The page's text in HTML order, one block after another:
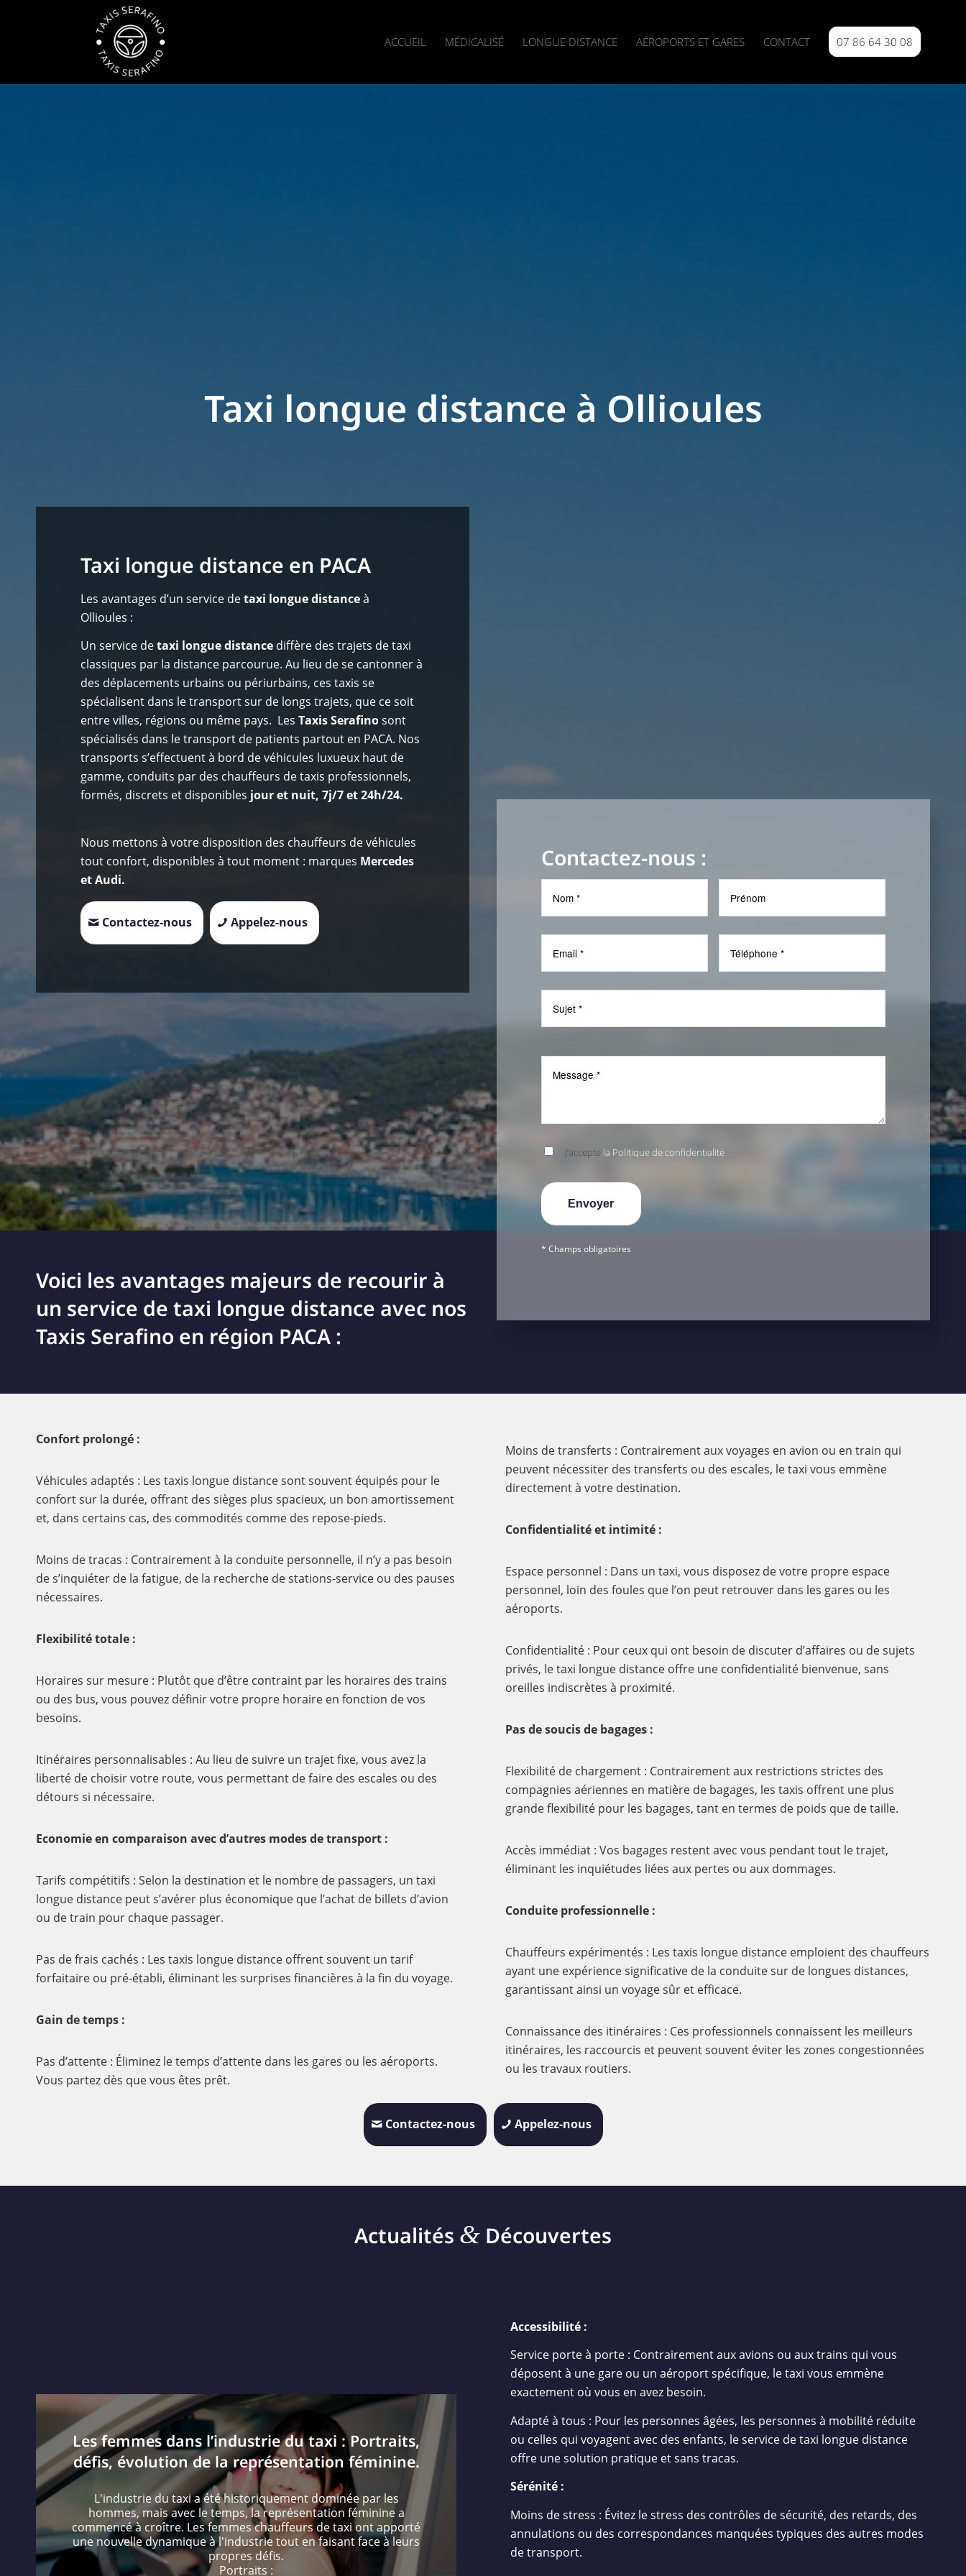
ACCUEIL MÉDICALISÉ LONGUE DISTANCE AÉROPORTS ET GARES CONTACT 07 86 64 30 08
Taxi longue distance à Ollioules
Taxi longue distance en PACA
Les avantages d’un service detaxi longue distanceà
Ollioules :
Un service detaxi longue distance diffère des trajets de taxi
classiques par la distance parcourue. Au lieu de se cantonner à
des déplacements urbains ou périurbains, ces taxis se
spécialisent dans le transport sur de longs trajets, que ce soit
entre villes, régions ou même pays. LesTaxis Serafinosont
spécialisés dans le transport de patients partout en PACA. Nos
transports s’effectuent à bord de véhicules luxueux haut de
gamme, conduits par des chauffeurs de taxis professionnels,
formés, discrets et disponibles jour et nuit, 7j/7 et 24h/24.
Nous mettons à votre disposition des chauffeurs de véhicules
tout confort, disponibles à tout moment : marques Mercedes
et Audi.
Contactez-nous Appelez-nous
Voici les avantages majeurs de recourir à
un service de taxi longue distance avec nos
Taxis Serafino en région PACA :
Contactez-nous :
J’accepte la Politique de confidentialité
* Champs obligatoires
Confort prolongé :
Véhicules adaptés : Les taxis longue distance sont souvent équipés pour le
confort sur la durée, offrant des sièges plus spacieux, un bon amortissement
et, dans certains cas, des commodités comme des repose-pieds.
Moins de tracas : Contrairement à la conduite personnelle, il n’y a pas besoin
de s’inquiéter de la fatigue, de la recherche de stations-service ou des pauses
nécessaires.
Flexibilité totale :
Horaires sur mesure : Plutôt que d’être contraint par les horaires des trains
ou des bus, vous pouvez définir votre propre horaire en fonction de vos
besoins.
Itinéraires personnalisables : Au lieu de suivre un trajet fixe, vous avez la
liberté de choisir votre route, vous permettant de faire des escales ou des
détours si nécessaire.
Economie en comparaison avec d’autres modes de transport :
Tarifs compétitifs : Selon la destination et le nombre de passagers, un taxi
longue distance peut s’avérer plus économique que l’achat de billets d’avion
ou de train pour chaque passager.
Pas de frais cachés : Les taxis longue distance offrent souvent un tarif
forfaitaire ou pré-établi, éliminant les surprises financières à la fin du voyage.
Gain de temps :
Pas d’attente : Éliminez le temps d’attente dans les gares ou les aéroports.
Vous partez dès que vous êtes prêt.
Moins de transferts : Contrairement aux voyages en avion ou en train qui
peuvent nécessiter des transferts ou des escales, le taxi vous emmène
directement à votre destination.
Confidentialité et intimité :
Espace personnel : Dans un taxi, vous disposez de votre propre espace
personnel, loin des foules que l’on peut retrouver dans les gares ou les
aéroports.
Confidentialité : Pour ceux qui ont besoin de discuter d’affaires ou de sujets
privés, le taxi longue distance offre une confidentialité bienvenue, sans
oreilles indiscrètes à proximité.
Pas de soucis de bagages :
Flexibilité de chargement : Contrairement aux restrictions strictes des
compagnies aériennes en matière de bagages, les taxis offrent une plus
grande flexibilité pour les bagages, tant en termes de poids que de taille.
Accès immédiat : Vos bagages restent avec vous pendant tout le trajet,
éliminant les inquiétudes liées aux pertes ou aux dommages.
Conduite professionnelle :
Chauffeurs expérimentés : Les taxis longue distance emploient des chauffeurs
ayant une expérience significative de la conduite sur de longues distances,
garantissant ainsi un voyage sûr et efficace.
Connaissance des itinéraires : Ces professionnels connaissent les meilleurs
itinéraires, les raccourcis et peuvent souvent éviter les zones congestionnées
ou les travaux routiers.
Contactez-nous Appelez-nous
Actualités & Découvertes
Les femmes dans l’industrie du taxi : Portraits,
défis, évolution de la représentation féminine.
L'industrie du taxi a été historiquement dominée par les
hommes, mais avec le temps, la représentation féminine a
commencé à croître. Les femmes chauffeurs de taxi ont apporté
une nouvelle dynamique à l'industrie tout en faisant face à leurs
propres défis.
Portraits :
Accessibilité :
Service porte à porte : Contrairement aux avions ou aux trains qui vous
déposent à une gare ou un aéroport spécifique, le taxi vous emmène
exactement où vous en avez besoin.
Adapté à tous : Pour les personnes âgées, les personnes à mobilité réduite
ou celles qui voyagent avec des enfants, le service de taxi longue distance
offre une solution pratique et sans tracas.
Sérénité :
Moins de stress : Évitez le stress des contrôles de sécurité, des retards, des
annulations ou des correspondances manquées typiques des autres modes
de transport.